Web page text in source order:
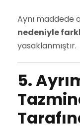
Aynı maddede
nedeniyle
yasaklanmıştır.
5.